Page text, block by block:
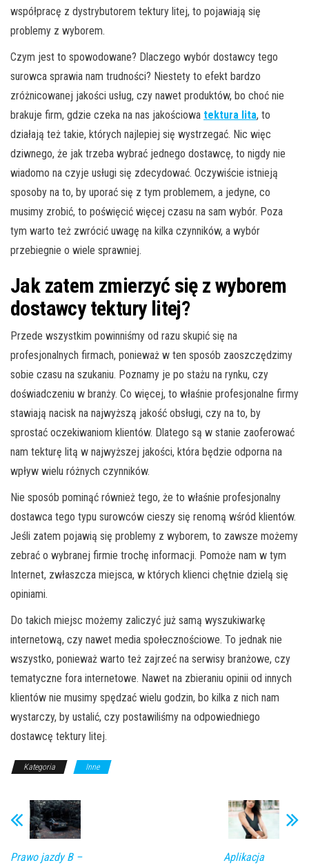
współpracę z dystrybutorem tektury litej, to pojawiają się
problemy z wyborem.
Czym jest to spowodowane? Dlaczego wybór dostawcy tego
surowca sprawia nam trudności? Niestety to efekt bardzo
zróżnicowanej jakości usług, czy nawet produktów, bo choć nie
brakuje firm, gdzie czeka na nas jakościowa tektura lita, to
działają też takie, których najlepiej się wystrzegać. Nic więc
dziwnego, że jak trzeba wybrać jednego dostawcę, to nigdy nie
wiadomo na czyje usługi się zdecydować. Oczywiście istnieją
sposoby na to, by uporać się z tym problemem, a jedyne, co
musimy zrobić, to poświęcić więcej czasu na sam wybór. Poza
tym warto też zwrócić uwagę na kilka czynników, a wybór
przebiegnie o wiele sprawniej.
Jak zatem zmierzyć się z wyborem
dostawcy tektury litej?
Przede wszystkim powinniśmy od razu skupić się na
profesjonalnych firmach, ponieważ w ten sposób zaoszczędzimy
sobie czasu na szukaniu. Poznamy je po stażu na rynku, czy
doświadczeniu w branży. Co więcej, to właśnie profesjonalne firmy
stawiają nacisk na najwyższą jakość obsługi, czy na to, by
sprostać oczekiwaniom klientów. Dlatego są w stanie zaoferować
nam tekturę litą w najwyższej jakości, która będzie odporna na
wpływ wielu różnych czynników.
Nie sposób pominąć również tego, że to właśnie profesjonalny
dostawca tego typu surowców cieszy się renomą wśród klientów.
Jeśli zatem pojawią się problemy z wyborem, to zawsze możemy
zebrać o wybranej firmie trochę informacji. Pomoże nam w tym
Internet, zwłaszcza miejsca, w których klienci chętnie dzielą się
opiniami.
Do takich miejsc możemy zaliczyć już samą wyszukiwarkę
internetową, czy nawet media społecznościowe. To jednak nie
wszystko, ponieważ warto też zajrzeć na serwisy branżowe, czy
tematyczne fora internetowe. Nawet na zbieraniu opinii od innych
klientów nie musimy spędzać wielu godzin, bo kilka z nich nam
wystarczy, by ustalić, czy postawiliśmy na odpowiedniego
dostawcę tektury litej.
Kategoria Inne
Prawo jazdy B –
Aplikacja